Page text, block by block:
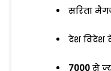
सरिता
देश विदेश
7000 से